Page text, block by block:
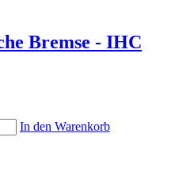
Bremse - IHC
In den Warenkorb